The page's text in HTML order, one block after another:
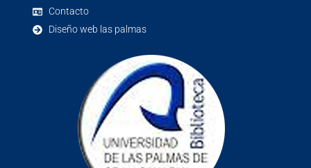
Contacto
Diseño web las palmas